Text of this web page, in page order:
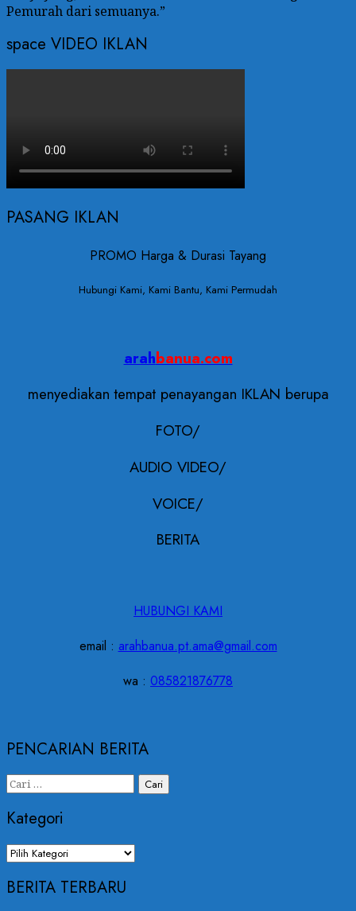
Pemurah dari semuanya.”
space VIDEO IKLAN
PASANG IKLAN
PROMO Harga & Durasi Tayang
Hubungi Kami, Kami Bantu, Kami Permudah
arahbanua.com
menyediakan tempat penayangan IKLAN berupa
FOTO/
AUDIO VIDEO/
VOICE/
BERITA
HUBUNGI KAMI
email : arahbanua.pt.ama@gmail.com
wa : 085821876778
PENCARIAN BERITA
Cari
Kategori
Kategori
BERITA TERBARU